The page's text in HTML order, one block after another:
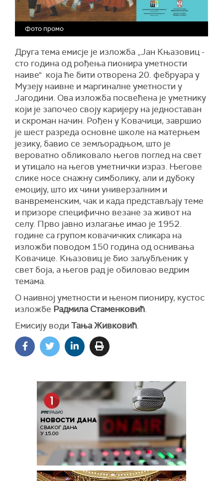
Фото промо
Друга тема емисје је изложба „Јан Књазовиц -
сто година од рођења пионира уметности
наиве" која ће бити отворена 20. фебруара у
Музеју наивне и маргиналне уметности у
Јагодини. Ова изложба посвећена је уметнику
који је започео своју каријеру на једноставан
и скроман начин. Рођен у Ковачици, завршио
је шест разреда основне школе на матерњем
језику, бавио се земљорадњом, што је
вероватно обликовало његов поглед на свет
и утицало на његов уметнички израз. Његове
слике носе снажну симболику, али и дубоку
емоцију, што их чини универзалним и
ванвременским, чак и када представљају теме
и призоре специфично везане за живот на
селу. Прво јавно излагање имао је 1952.
године са групом ковачичких сликара на
изложби поводом 150 година од оснивања
Ковачице. Књазовиц је био заљубљеник у
свет боја, а његов рад је обиловао ведрим
темама.
О наивној уметности и њеном пиониру, кустос
изложбе Радмила Стаменковић.
Емисију води Тања Живковић.